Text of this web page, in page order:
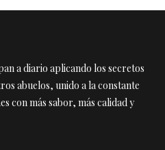
a diario aplicando los secretos
abuelos, unido a la constante
con más sabor, más calidad y